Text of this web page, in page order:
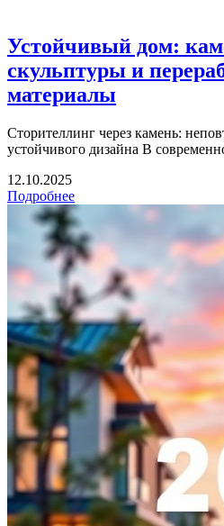
Устойчивый дом:
скульптуры и
материалы
Сторителлинг через камень:
устойчивого дизайна В
12.10.2025
Подробнее